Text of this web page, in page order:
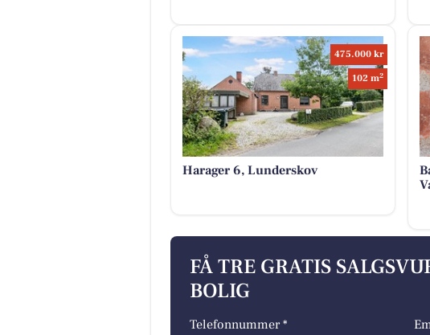
475.000 kr
102 m2
Harager 6, Lunderskov
FÅ TRE GRATIS
BOLIG
Telefonnummer *